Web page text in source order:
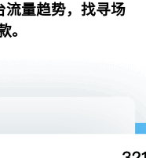
流量趋势，找寻场
。